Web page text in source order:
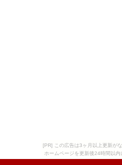
[PR] この広告は3ヶ月以上更新が
ホームページを更新後24時間以内